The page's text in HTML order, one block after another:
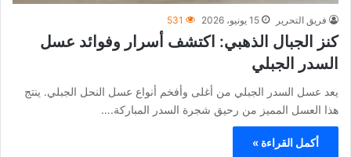
فريق التحرير 15 يونيو، 2026 531
كنز الجبال الذهبي: اكتشف أسرار وفوائد عسل
السدر الجبلي
يعد عسل السدر الجبلي من أغلى وأفخم أنواع عسل النحل الجبلي. ينتج
هذا العسل المميز من رحيق شجرة السدر المباركة.…
أكمل القراءة »